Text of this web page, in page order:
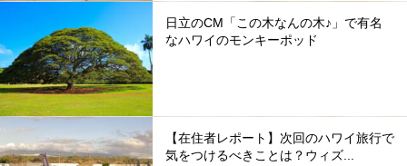
日立のCM「この木なんの木♪」で有名
なハワイのモンキーポッド
【在住者レポート】次回のハワイ旅行で
気をつけるべきことは？ウィズ...